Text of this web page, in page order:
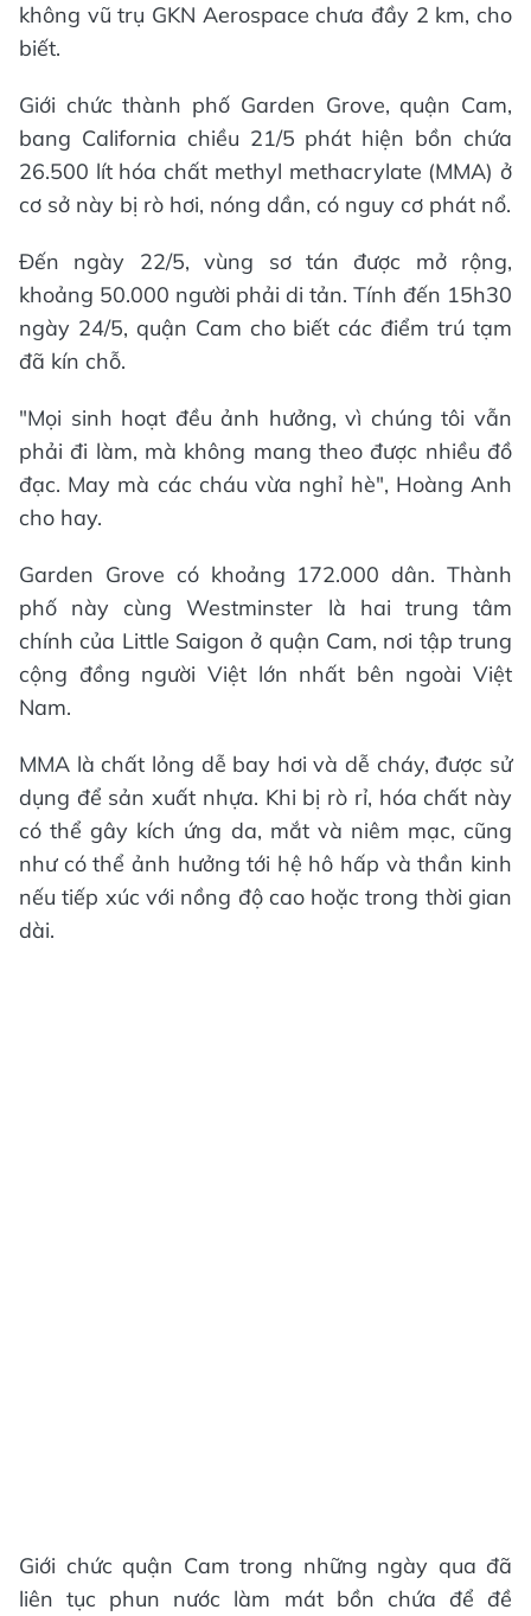
không vũ trụ GKN Aerospace chưa đầy 2 km, cho
biết.
Giới chức thành phố Garden Grove, quận Cam,
bang California chiều 21/5 phát hiện bồn chứa
26.500 lít hóa chất methyl methacrylate (MMA) ở
cơ sở này bị rò hơi, nóng dần, có nguy cơ phát nổ.
Đến ngày 22/5, vùng sơ tán được mở rộng,
khoảng 50.000 người phải di tản. Tính đến 15h30
ngày 24/5, quận Cam cho biết các điểm trú tạm
đã kín chỗ.
"Mọi sinh hoạt đều ảnh hưởng, vì chúng tôi vẫn
phải đi làm, mà không mang theo được nhiều đồ
đạc. May mà các cháu vừa nghỉ hè", Hoàng Anh
cho hay.
Garden Grove có khoảng 172.000 dân. Thành
phố này cùng Westminster là hai trung tâm
chính của Little Saigon ở quận Cam, nơi tập trung
cộng đồng người Việt lớn nhất bên ngoài Việt
Nam.
MMA là chất lỏng dễ bay hơi và dễ cháy, được sử
dụng để sản xuất nhựa. Khi bị rò rỉ, hóa chất này
có thể gây kích ứng da, mắt và niêm mạc, cũng
như có thể ảnh hưởng tới hệ hô hấp và thần kinh
nếu tiếp xúc với nồng độ cao hoặc trong thời gian
dài.
Giới chức quận Cam trong những ngày qua đã
liên tục phun nước làm mát bồn chứa để đề